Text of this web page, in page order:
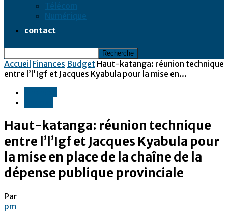
Télécom
Numérique
contact
Accueil Finances Budget Haut-katanga: réunion technique
entre l’l’Igf et Jacques Kyabula pour la mise en...
Haut-katanga: réunion technique
entre l’l’Igf et Jacques Kyabula pour
la mise en place de la chaîne de la
dépense publique provinciale
Par
pm